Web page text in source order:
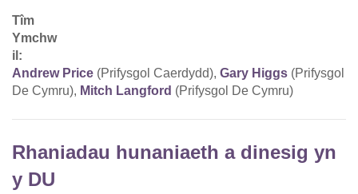
Tîm
Ymchw
il:
Andrew Price (Prifysgol Caerdydd), Gary Higgs (Prifysgol
De Cymru), Mitch Langford (Prifysgol De Cymru)
Rhaniadau hunaniaeth a dinesig yn
y DU